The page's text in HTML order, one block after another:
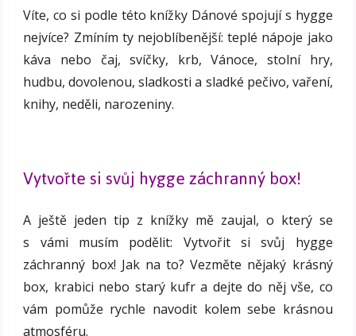
Víte, co si podle této knížky Dánové spojují s hygge
nejvíce? Zmíním ty nejoblíbenější: teplé nápoje jako
káva nebo čaj, svíčky, krb, Vánoce, stolní hry,
hudbu, dovolenou, sladkosti a sladké pečivo, vaření,
knihy, neděli, narozeniny.
Vytvořte si svůj hygge záchranný box!
A ještě jeden tip z knížky mě zaujal, o který se
s vámi musím podělit: Vytvořit si svůj hygge
záchranný box! Jak na to? Vezměte nějaký krásný
box, krabici nebo starý kufr a dejte do něj vše, co
vám pomůže rychle navodit kolem sebe krásnou
atmosféru.